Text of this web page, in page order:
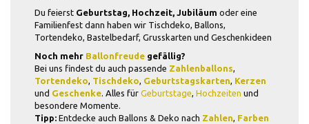
Du feierst Geburtstag, Hochzeit, Jubiläum oder eine
Familienfest dann haben wir Tischdeko, Ballons,
Tortendeko, Bastelbedarf, Grusskarten und Geschenkideen
Noch mehr Ballonfreude gefällig?
Bei uns findest du auch passende Zahlenballons,
Tortendeko, Tischdeko, Geburtstagskarten, Kerzen
und Geschenke. Alles für Geburtstage, Hochzeiten und
besondere Momente.
Tipp: Entdecke auch Ballons & Deko nach Zahlen, Farben